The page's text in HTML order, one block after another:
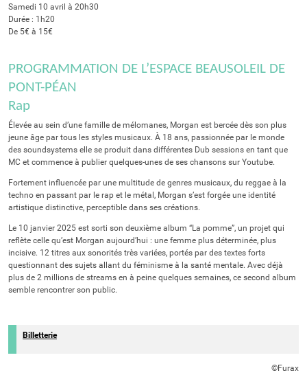
Samedi 10 avril à 20h30
Durée : 1h20
De 5€ à 15€
PROGRAMMATION DE L’ESPACE BEAUSOLEIL DE
PONT-PÉAN
Rap
Élevée au sein d’une famille de mélomanes, Morgan est bercée dès son plus
jeune âge par tous les styles musicaux. À 18 ans, passionnée par le monde
des soundsystems elle se produit dans différentes Dub sessions en tant que
MC et commence à publier quelques-unes de ses chansons sur Youtube.
Fortement influencée par une multitude de genres musicaux, du reggae à la
techno en passant par le rap et le métal, Morgan s’est forgée une identité
artistique distinctive, perceptible dans ses créations.
Le 10 janvier 2025 est sorti son deuxième album “La pomme”, un projet qui
reflète celle qu’est Morgan aujourd’hui : une femme plus déterminée, plus
incisive. 12 titres aux sonorités très variées, portés par des textes forts
questionnant des sujets allant du féminisme à la santé mentale. Avec déjà
plus de 2 millions de streams en à peine quelques semaines, ce second album
semble rencontrer son public.
Billetterie
©Furax